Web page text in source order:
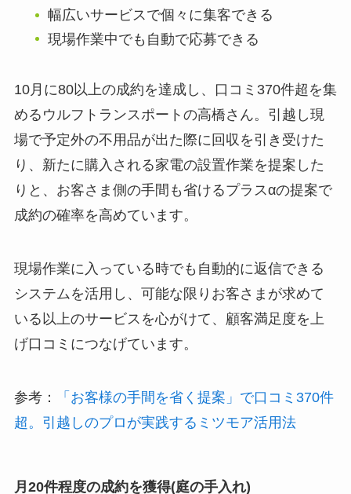
幅広いサービスで個々に集客できる
現場作業中でも自動で応募できる
10月に80以上の成約を達成し、口コミ370件超を集
めるウルフトランスポートの高橋さん。引越し現
場で予定外の不用品が出た際に回収を引き受けた
り、新たに購入される家電の設置作業を提案した
りと、お客さま側の手間も省けるプラスαの提案で
成約の確率を高めています。
現場作業に入っている時でも自動的に返信できる
システムを活用し、可能な限りお客さまが求めて
いる以上のサービスを心がけて、顧客満足度を上
げ口コミにつなげています。
参考：
「お客様の手間を省く提案」で口コミ370件
超。引越しのプロが実践するミツモア活用法
月20件程度の成約を獲得(庭の手入れ)